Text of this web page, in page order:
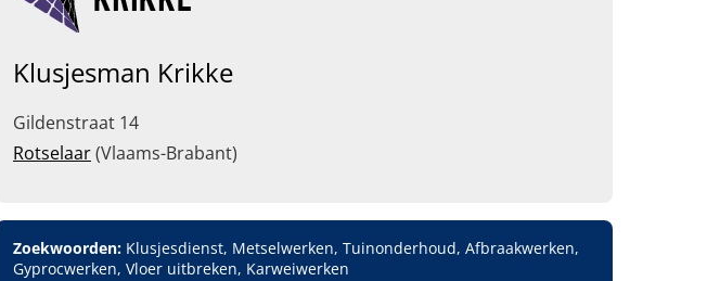
Klusjesman Krikke
Gildenstraat 14
Rotselaar(Vlaams-Brabant)
Zoekwoorden: Klusjesdienst, Metselwerken, Tuinonderhoud, Afbraakwerken,
Gyprocwerken, Vloer uitbreken, Karweiwerken